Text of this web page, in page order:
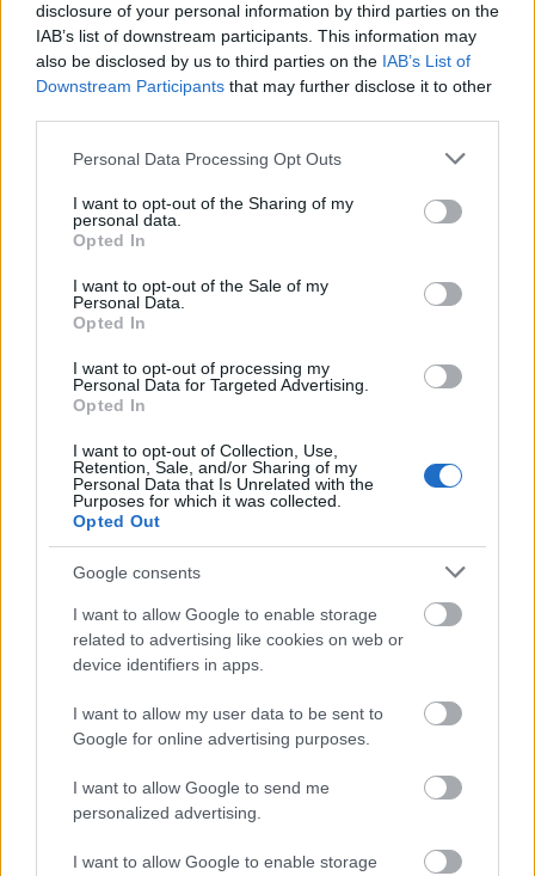
disclosure of your personal information by third parties on the
IAB’s list of downstream participants. This information may
also be disclosed by us to third parties on the IAB’s List of
Downstream Participants that may further disclose it to other
Please note that this website/app uses one or more Google
not limited to your visit or usage behaviour. You may click to
grant or deny consent to Google and its third-party tags to
use your data for below specified purposes in below Google
consent section.
Personal Data Processing Opt Outs
I want to opt-out of the Sharing of my
personal data.
Opted In
I want to opt-out of the Sale of my
Personal Data.
Opted In
I want to opt-out of processing my
Personal Data for Targeted Advertising.
Opted In
I want to opt-out of Collection, Use,
Retention, Sale, and/or Sharing of my
Personal Data that Is Unrelated with the
Purposes for which it was collected.
Opted Out
Google consents
I want to allow Google to enable storage
related to advertising like cookies on web or
device identifiers in apps.
I want to allow my user data to be sent to
Google for online advertising purposes.
I want to allow Google to send me
personalized advertising.
I want to allow Google to enable storage
Képes Tükör Bölcskei Filmnapok a Szent András Kastélyban
Bölcskei Filmnapok a Szent András Kastélyban "Mint valami
elvarázsolt kastély - nézek vissza a hatalmas platánokon túli
sárga kúriára..." Molnár Gábor: Makk és jaguár Bölcskei
Filmnapok Június. 11-14. Találkozzunk Bölcskén! Várunk minden
érdeklődő filmbarátot! Szent András Kastélyközzététel…..
Képes Tükör
Hollywood beköltözött Budapestre, az ORIGO Filmstúdióba
Ünnepel a filmvilág, Tony Curtis Múzeum nyílt az ORIGO
Filmstúdióban, Budapesten. A megnyitó ünnepségen a Tony
Curtis emlékfilm vetítése után Horváthné Dr. Fekszi Márta,
ORIGO Filmstúdió vezérigazgatója és Bokor Balázs, a Magyar
Hollywood…..
Képes Tükör
Több mint tízezer női futóval indult el a sportos